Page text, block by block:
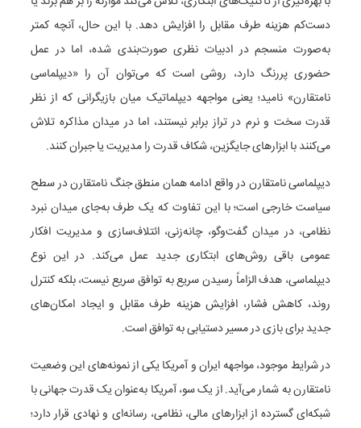
دست‌کم هزینه طرف مقابل را افزایش دهد. با این حال، آنچه کمتر
به‌صورت منسجم در ادبیات نظری صورت‌بندی شده، اما در عمل
حضوری پررنگ دارد، روشی است که می‌توان آن را «دیپلماسی
نامتقارن» نامید؛ یعنی مواجهه دیپلماتیک میان بازیگرانی که از نظر
قدرت سخت و نرم در تراز برابر نیستند، اما در میدان مذاکره تلاش
می‌کنند با ابزارهای جایگزین، شکاف قدرت را مدیریت یا جبران کنند.
دیپلماسی نامتقارن در واقع ادامه همان منطق جنگ نامتقارن در سطح
سیاست خارجی است؛ با این تفاوت که یک طرف به‌جای میدان نبرد
نظامی، در میدان گفت‌وگو، چانه‌زنی، ائتلاف‌سازی و مدیریت افکار
عمومی باقی روش‌های ابتکاری جدید عمل می‌کند. در این نوع
دیپلماسی، هدف الزاماً رسیدن سریع به توافق سریع نیست، بلکه کنترل
روند، کاهش فشار، افزایش هزینه طرف مقابل و ایجاد امکان‌های
جدید برای بازی در مسیر دستیابی به توافق است.
در شرایط موجود، مواجهه ایران و آمریکا یکی از نمونه‌های این وضعیت
نامتقارن به شمار می‌آید. از یک سو، آمریکا به‌عنوان یک قدرت جهانی با
شبکه‌ای گسترده از ابزارهای مالی، نظامی، رسانه‌ای و نهادی قرار دارد؛